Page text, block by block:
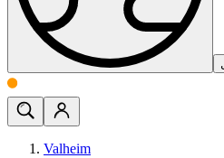
Valheim